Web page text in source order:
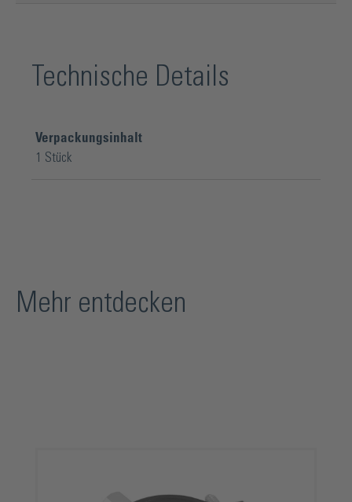
Technische Details
Verpackungsinhalt
1 Stück
Mehr entdecken